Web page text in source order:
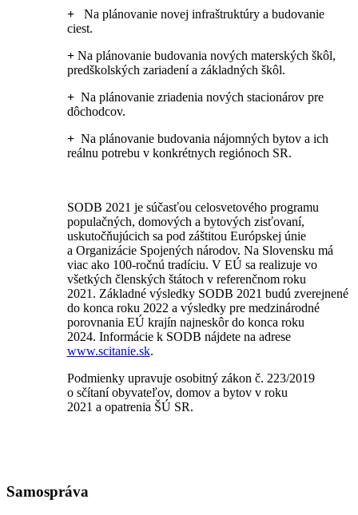
+ Na plánovanie novej infraštruktúry a budovanie
ciest.
+ Na plánovanie budovania nových materských škôl,
predškolských zariadení a základných škôl.
+ Na plánovanie zriadenia nových stacionárov pre
dôchodcov.
+ Na plánovanie budovania nájomných bytov a ich
reálnu potrebu v konkrétnych regiónoch SR.
SODB 2021 je súčasťou celosvetového programu
populačných, domových a bytových zisťovaní,
uskutočňujúcich sa pod záštitou Európskej únie
a Organizácie Spojených národov. Na Slovensku má
viac ako 100-ročnú tradíciu. V EÚ sa realizuje vo
všetkých členských štátoch v referenčnom roku
2021. Základné výsledky SODB 2021 budú zverejnené
do konca roku 2022 a výsledky pre medzinárodné
porovnania EÚ krajín najneskôr do konca roku
2024. Informácie k SODB nájdete na adrese
www.scitanie.sk.
Podmienky upravuje osobitný zákon č. 223/2019
o sčítaní obyvateľov, domov a bytov v roku
2021 a opatrenia ŠÚ SR.
Samospráva